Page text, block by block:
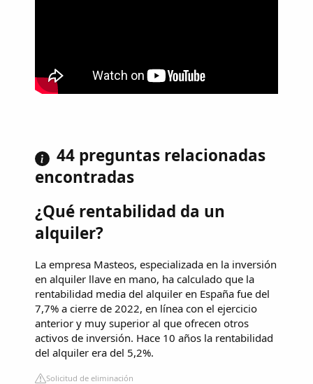
44 preguntas relacionadas
encontradas
¿Qué rentabilidad da un
alquiler?
La empresa Masteos, especializada en la inversión
en alquiler llave en mano, ha calculado que la
rentabilidad media del alquiler en España fue del
7,7% a cierre de 2022, en línea con el ejercicio
anterior y muy superior al que ofrecen otros
activos de inversión. Hace 10 años la rentabilidad
del alquiler era del 5,2%.
Solicitud de eliminación